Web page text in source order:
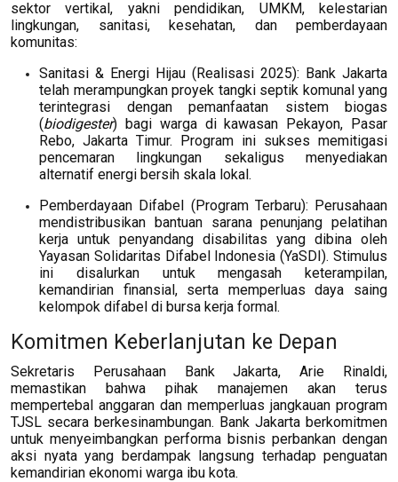
sektor vertikal, yakni pendidikan, UMKM, kelestarian
lingkungan, sanitasi, kesehatan, dan pemberdayaan
komunitas:
Sanitasi & Energi Hijau (Realisasi 2025): Bank Jakarta
telah merampungkan proyek tangki septik komunal yang
terintegrasi dengan pemanfaatan sistem biogas
(biodigester) bagi warga di kawasan Pekayon, Pasar
Rebo, Jakarta Timur. Program ini sukses memitigasi
pencemaran lingkungan sekaligus menyediakan
alternatif energi bersih skala lokal.
Pemberdayaan Difabel (Program Terbaru): Perusahaan
mendistribusikan bantuan sarana penunjang pelatihan
kerja untuk penyandang disabilitas yang dibina oleh
Yayasan Solidaritas Difabel Indonesia (YaSDI). Stimulus
ini disalurkan untuk mengasah keterampilan,
kemandirian finansial, serta memperluas daya saing
kelompok difabel di bursa kerja formal.
Komitmen Keberlanjutan ke Depan
Sekretaris Perusahaan Bank Jakarta, Arie Rinaldi,
memastikan bahwa pihak manajemen akan terus
mempertebal anggaran dan memperluas jangkauan program
TJSL secara berkesinambungan. Bank Jakarta berkomitmen
untuk menyeimbangkan performa bisnis perbankan dengan
aksi nyata yang berdampak langsung terhadap penguatan
kemandirian ekonomi warga ibu kota.